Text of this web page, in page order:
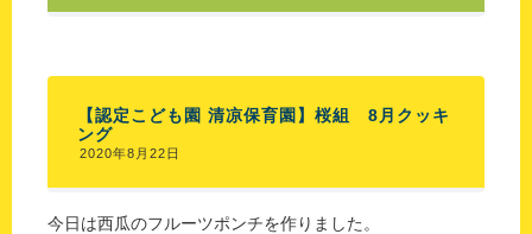
【認定こども園 清凉保育園】桜組 8月クッキ
ング
2020年8月22日
今日は西瓜のフルーツポンチを作りました。